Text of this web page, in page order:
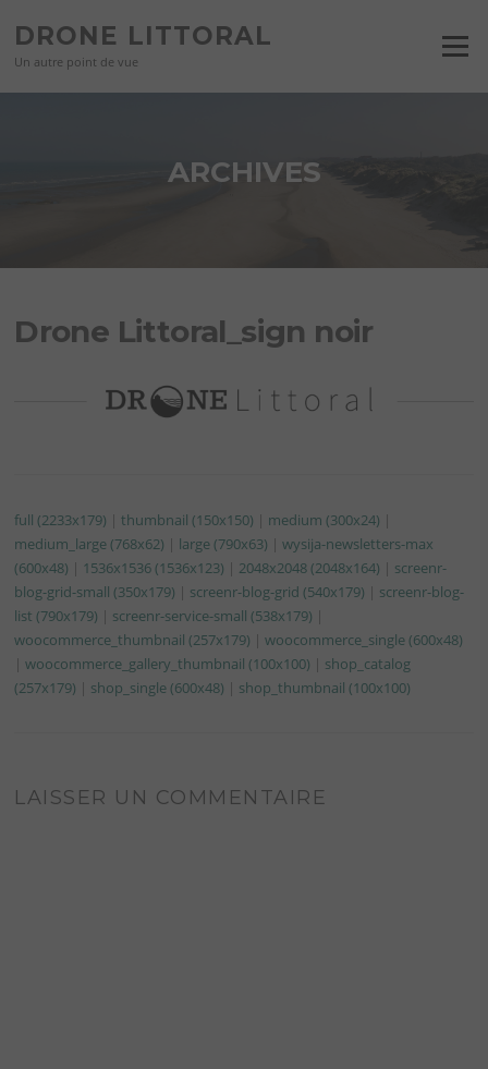
contenu
DRONE LITTORAL
Un autre point de vue
Menu
ARCHIVES
Drone Littoral_sign noir
full (2233x179) |thumbnail (150x150) | medium (300x24) |
medium_large (768x62) | large (790x63) |wysija-newsletters-max
(600x48) | 1536x1536 (1536x123) | 2048x2048 (2048x164) | screenr-
blog-grid-small (350x179) | screenr-blog-grid (540x179) | screenr-blog-
list (790x179) | screenr-service-small (538x179) |
woocommerce_thumbnail (257x179) |woocommerce_single (600x48)
|woocommerce_gallery_thumbnail (100x100) | shop_catalog
(257x179) | shop_single (600x48) | shop_thumbnail (100x100)
LAISSER UN COMMENTAIRE